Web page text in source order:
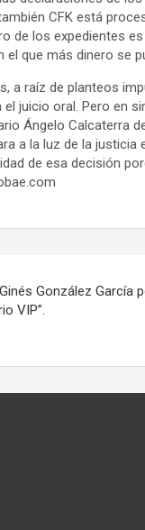
CFK está
de los expedientes
el que más dinero se
a raíz de planteos
el juicio oral. Pero en
Ángelo Calcaterra
a la luz de la
de esa decisión
González García
VIP”.